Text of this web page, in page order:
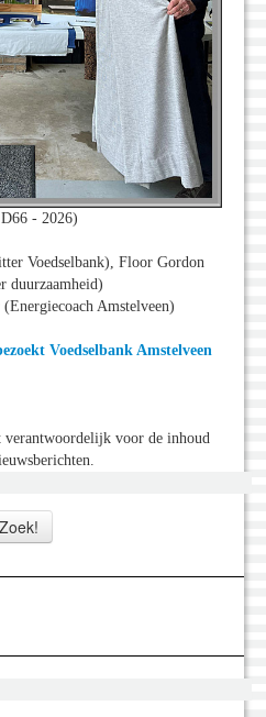
- 2026)
Voedselbank), Floor Gordon
duurzaamheid)
Amstelveen)
Voedselbank Amstelveen
verantwoordelijk voor de inhoud